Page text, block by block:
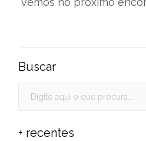
Buscar
+ recentes